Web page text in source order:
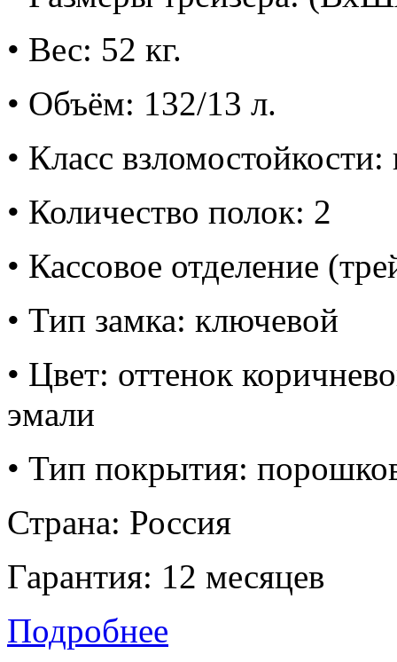
• Вес: 52 кг.
• Объём: 132/13 л.
• Класс взломостойкости:
• Количество полок: 2
• Кассовое отделение
• Тип замка: ключевой
• Цвет: оттенок
эмали
• Тип покрытия:
Страна: Россия
Гарантия: 12 месяцев
Подробнее